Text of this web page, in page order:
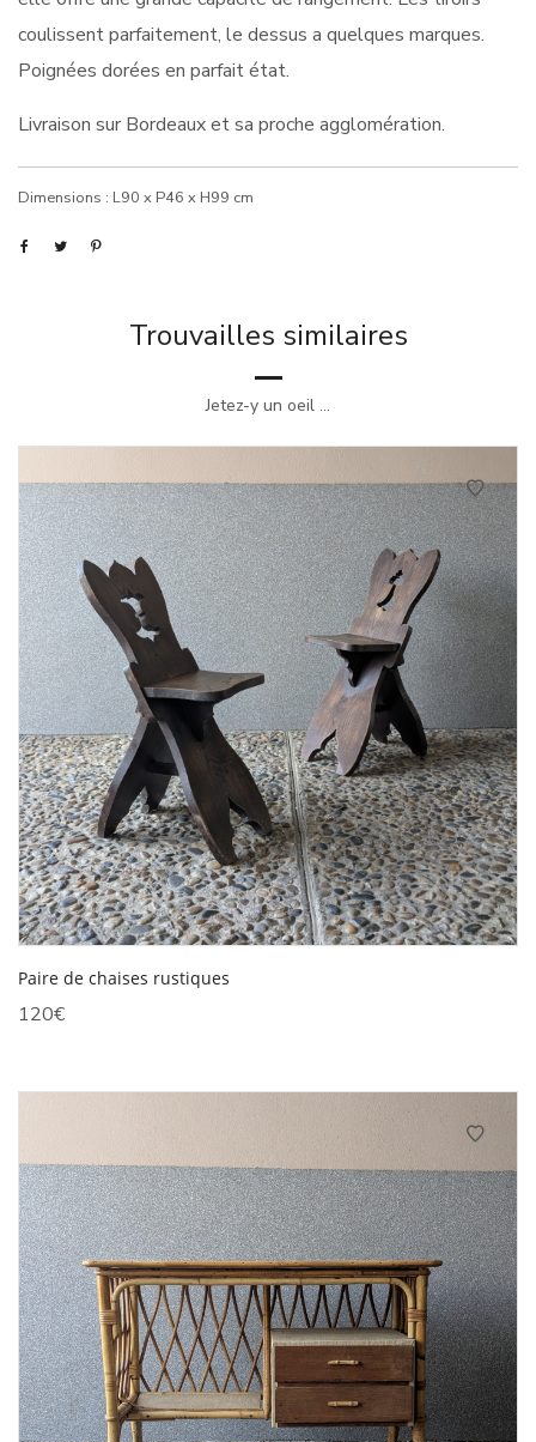
coulissent parfaitement, le dessus a quelques marques.
Poignées dorées en parfait état.
Livraison sur Bordeaux et sa proche agglomération.
Dimensions : L90 x P46 x H99 cm
Trouvailles similaires
Jetez-y un oeil ...
Paire de chaises rustiques
120€